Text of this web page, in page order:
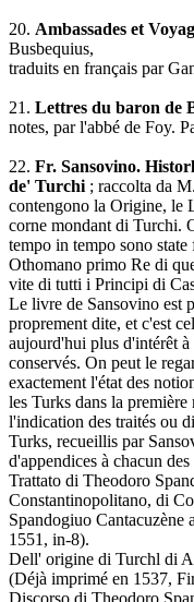
20. Ambassades et
Busbequius,
traduits en français par
21. Lettres du baron de
notes, par l'abbé de Foy.
22. Fr. Sansovino.
de' Turchi ; raccolta da
contengono la Origine, le
corne mondant di Turchi.
tempo in tempo sono
Othomano primo Re di
vite di tutti i Principi di
Le livre de Sansovino est
proprement dite, et c'est
aujourd'hui plus d'intérêt
conservés. On peut le
exactement l'état des
les Turks dans la
l'indication des traités ou
Turks, recueillis par
d'appendices à chacun
Trattato di Theodoro
Constantinopolitano, di
Spandogiuo Cantacuzène
1551, in-8).
Dell' origine di Turchl di
(Déjà imprimé en 1537,
Discorso di Theodoro